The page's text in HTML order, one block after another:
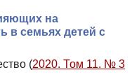
на
в семьях детей с
(2020. Том 11. № 3